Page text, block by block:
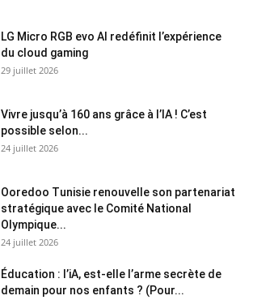
LG Micro RGB evo AI redéfinit l’expérience
du cloud gaming
29 juillet 2026
Vivre jusqu’à 160 ans grâce à l’IA ! C’est
possible selon...
24 juillet 2026
Ooredoo Tunisie renouvelle son partenariat
stratégique avec le Comité National
Olympique...
24 juillet 2026
Éducation : l’iA, est-elle l’arme secrète de
demain pour nos enfants ? (Pour...